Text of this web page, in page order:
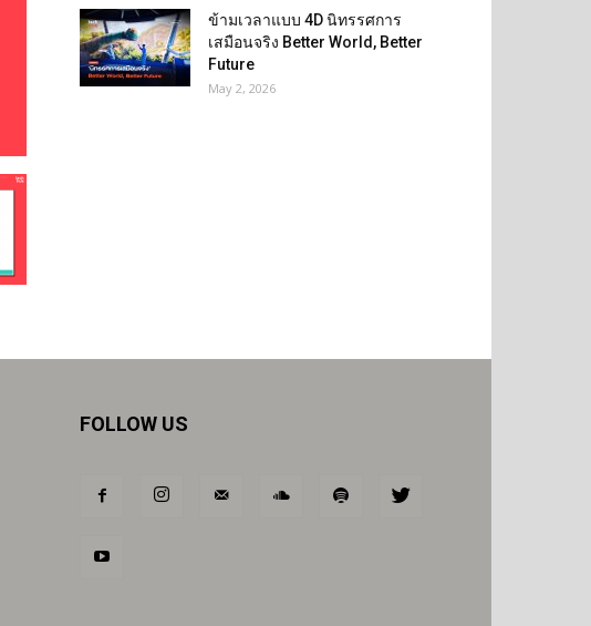
ข้ามเวลาแบบ 4D นิทรรศการ
เสมือนจริง Better World, Better
Future
May 2, 2026
FOLLOW US